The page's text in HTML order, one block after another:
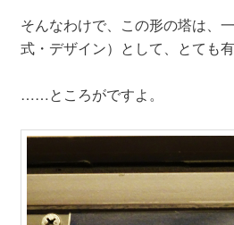
そんなわけで、この形の塔は、
式・デザイン）として、とても有
……ところがですよ。